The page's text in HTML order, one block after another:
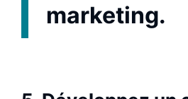
marketing.